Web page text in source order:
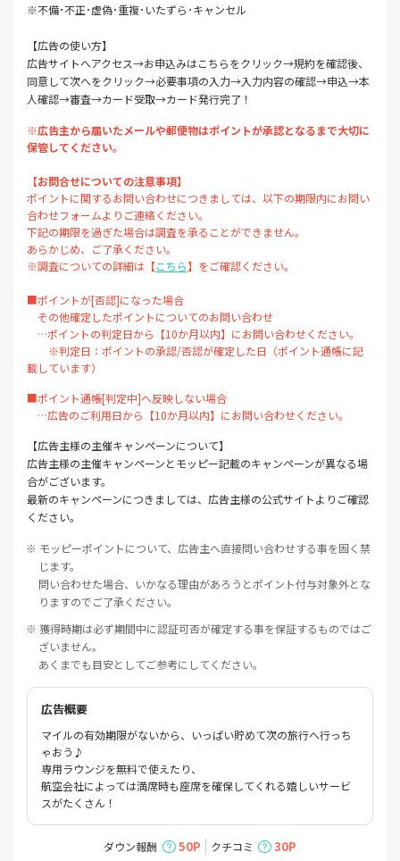
※不備･不正･虚偽･重複･いたずら･キャンセル
【広告の使い方】
広告サイトへアクセス→お申込みはこちらをクリック→規約を確認後、
同意して次へをクリック→必要事項の入力→入力内容の確認→申込→本
人確認→審査→カード受取→カード発行完了！
※広告主から届いたメールや郵便物はポイントが承認となるまで大切に
保管してください。
【お問合せについての注意事項】
ポイントに関するお問い合わせにつきましては、以下の期限内にお問い
合わせフォームよりご連絡ください。
下記の期限を過ぎた場合は調査を承ることができません。
あらかじめ、ご了承ください。
※調査についての詳細は【こちら】をご確認ください。
■ポイントが[否認]になった場合
その他確定したポイントについてのお問い合わせ
…ポイントの判定日から【10か月以内】にお問い合わせください。
※判定日：ポイントの承認/否認が確定した日（ポイント通帳に記
載しています）
■ポイント通帳[判定中]へ反映しない場合
…広告のご利用日から【10か月以内】にお問い合わせください。
【広告主様の主催キャンペーンについて】
広告主様の主催キャンペーンとモッピー記載のキャンペーンが異なる場
合がございます。
最新のキャンペーンにつきましては、広告主様の公式サイトよりご確認
ください。
※ モッピーポイントについて、広告主へ直接問い合わせする事を固く禁
じます。
問い合わせた場合、いかなる理由があろうとポイント付与対象外とな
りますのでご了承ください。
※ 獲得時期は必ず期間中に認証可否が確定する事を保証するものではご
ざいません。
あくまでも目安としてご参考にしてください。
広告概要
マイルの有効期限がないから、いっぱい貯めて次の旅行へ行っち
ゃおう♪
専用ラウンジを無料で使えたり、
航空会社によっては満席時も座席を確保してくれる嬉しいサービ
スがたくさん！
ダウン報酬 50P クチコミ 30P